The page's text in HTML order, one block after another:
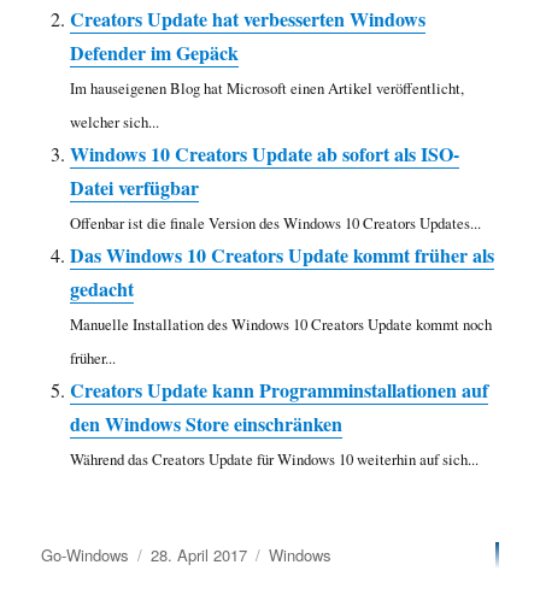
Creators Update hat verbesserten Windows
Defender im Gepäck
Im hauseigenen Blog hat Microsoft einen Artikel veröffentlicht,
welcher sich...
Windows 10 Creators Update ab sofort als ISO-
Datei verfügbar
Offenbar ist die finale Version des Windows 10 Creators Updates...
Das Windows 10 Creators Update kommt früher als
gedacht
Manuelle Installation des Windows 10 Creators Update kommt noch
früher...
Creators Update kann Programminstallationen auf
den Windows Store einschränken
Während das Creators Update für Windows 10 weiterhin auf sich...
Autor
Go-Windows
Veröffentlicht
28. April 2017 Kategorien
Windows